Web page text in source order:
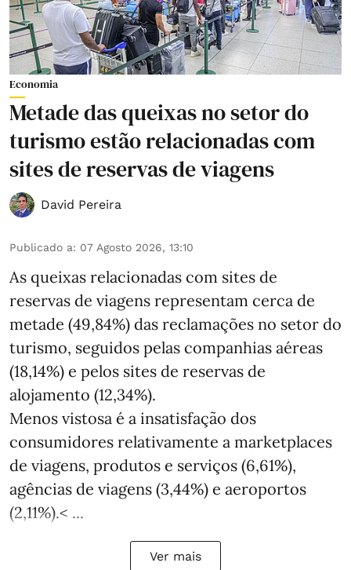
Economia
Metade das queixas no setor do
turismo estão relacionadas com
sites de reservas de viagens
David Pereira
Publicado a: 07 Agosto 2026, 13:10
As queixas relacionadas com sites de
reservas de viagens representam cerca de
metade (49,84%) das reclamações no setor do
turismo, seguidos pelas companhias aéreas
(18,14%) e pelos sites de reservas de
alojamento (12,34%).
Menos vistosa é a insatisfação dos
consumidores relativamente a marketplaces
de viagens, produtos e serviços (6,61%),
agências de viagens (3,44%) e aeroportos
(2,11%).< ...
Ver mais